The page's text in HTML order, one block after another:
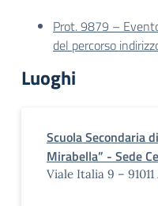
Prot. 9879 –
del percorso
Luoghi
Scuola Secondaria
Mirabella” - Sede
Viale Italia 9 –